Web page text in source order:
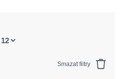
Smazat filtry